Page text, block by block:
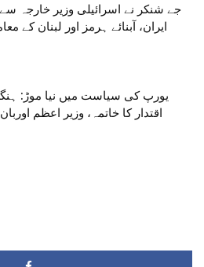
جے شنکر نے اسرائیلی وزیر خارجہ
ایران، آبنائے ہرمز اور لبنان کے
اقتدار کا خاتمہ، وزیر اعظم